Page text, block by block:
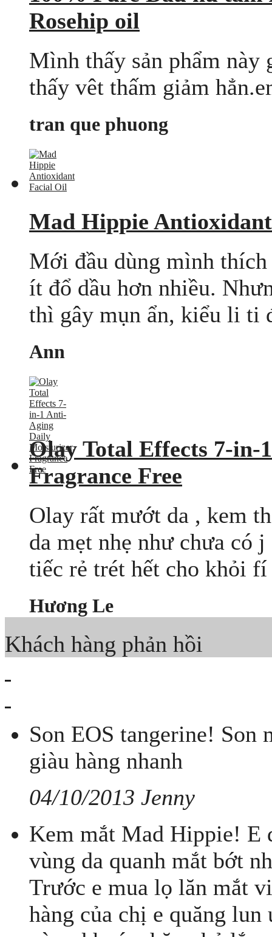
Rosehip oil
Mình thấy sản phẩm này
thấy vêt thấm giảm
tran que phuong
Mad Hippie
Mới đầu dùng mình
ít đổ dầu hơn nhiều.
thì gây mụn ẩn, kiểu li ti
Ann
Olay Total Effects 7-
Fragrance Free
Olay rất mướt da , kem
da mẹt nhẹ như chưa có
tiếc rẻ trét hết cho khỏi
Hương Le
Khách hàng phản hồi
Son EOS tangerine!
giàu hàng nhanh
04/10/2013 Jenny
Kem mắt Mad Hippie! E
vùng da quanh mắt bớt
Trước e mua lọ lăn mắt
hàng của chị e quăng